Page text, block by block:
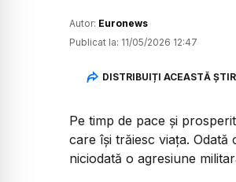
Autor: Euronews
Publicat la: 11/05/2026 12:47
DISTRIBUIȚI ACEASTĂ
Pe timp de pace și
care își trăiesc viața.
niciodată o agresiune